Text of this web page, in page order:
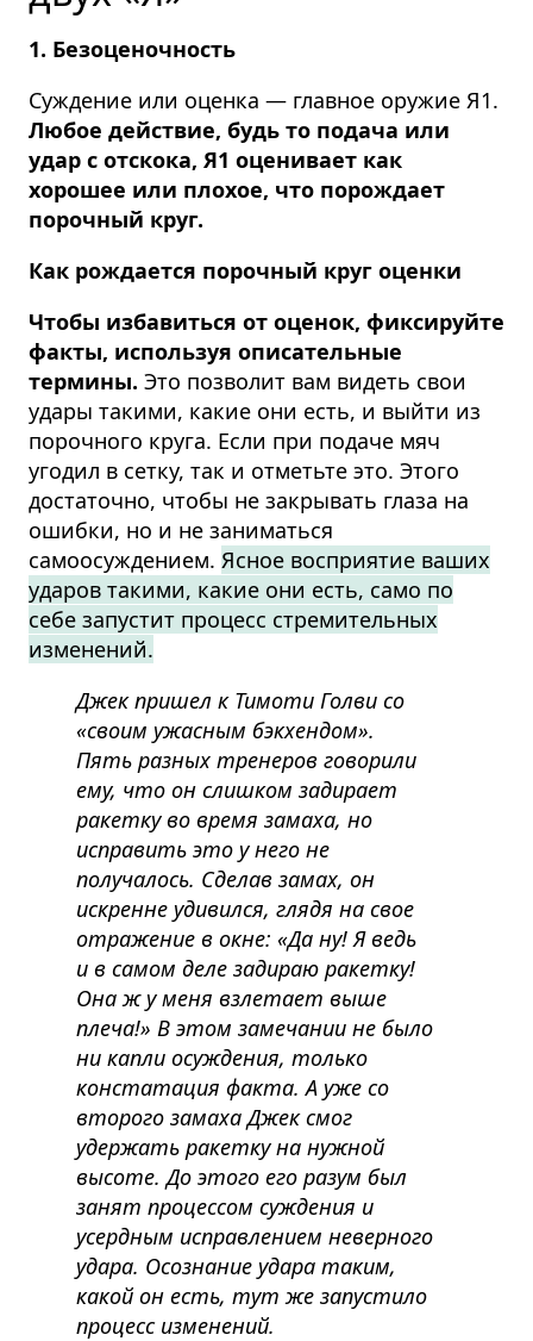
1. Безоценочность
Суждение или оценка — главное оружие Я1.
Любое действие, будь то подача или
удар с отскока, Я1 оценивает как
хорошее или плохое, что порождает
порочный круг.
Как рождается порочный круг оценки
Чтобы избавиться от оценок, фиксируйте
факты, используя описательные
термины. Это позволит вам видеть свои
удары такими, какие они есть, и выйти из
порочного круга. Если при подаче мяч
угодил в сетку, так и отметьте это. Этого
достаточно, чтобы не закрывать глаза на
ошибки, но и не заниматься
самоосуждением. Ясное восприятие ваших
ударов такими, какие они есть, само по
себе запустит процесс стремительных
изменений.
Джек пришел к Тимоти Голви со
«своим ужасным бэкхендом».
Пять разных тренеров говорили
ему, что он слишком задирает
ракетку во время замаха, но
исправить это у него не
получалось. Сделав замах, он
искренне удивился, глядя на свое
отражение в окне: «Да ну! Я ведь
и в самом деле задираю ракетку!
Она ж у меня взлетает выше
плеча!» В этом замечании не было
ни капли осуждения, только
констатация факта. А уже со
второго замаха Джек смог
удержать ракетку на нужной
высоте. До этого его разум был
занят процессом суждения и
усердным исправлением неверного
удара. Осознание удара таким,
какой он есть, тут же запустило
процесс изменений.